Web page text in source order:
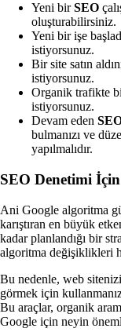
Yeni birSEO
oluşturabilirsiniz.
Yeni bir işe
istiyorsunuz.
Bir site satın
istiyorsunuz.
Organik trafikte
istiyorsunuz.
Devam eden
bulmanızı ve
yapılmalıdır.
SEO Denetimi
Ani Google algoritma
karıştıran en büyük
kadar planlandığı bir
algoritma değişiklikleri
Bu nedenle, web
görmek için
Bu araçlar, organik
Google için neyin